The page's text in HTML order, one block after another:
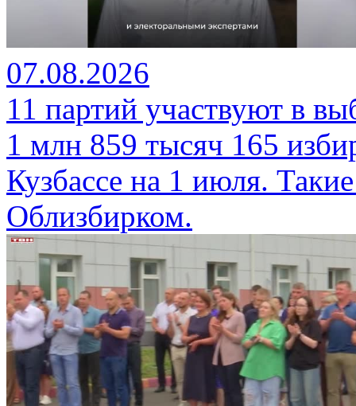
07.08.2026
11 партий участвуют в
1 млн 859 тысяч 165
Кузбассе на 1 июля.
Облизбирком.